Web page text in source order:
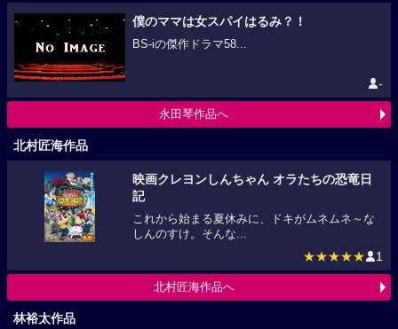
僕のママは女スパイはるみ？！
BS-iの傑作ドラマ58...
-
永田琴作品へ
北村匠海作品
映画クレヨンしんちゃん オラたちの恐竜日
記
これから始まる夏休みに、ドキがムネムネ～な
しんのすけ。そんな...
★★★★★ 1
北村匠海作品へ
林裕太作品